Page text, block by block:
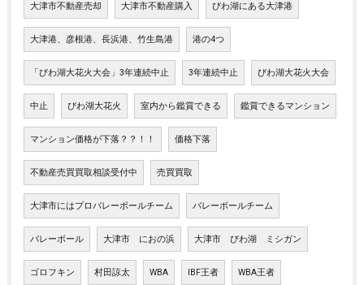
大津市不動産売却 大津市不動産購入 びわ湖にある大津港
大津港、彦根港、長浜港、竹生島港 港の4つ
「びわ湖大花火大会」3年連続中止 3年連続中止 びわ湖大花火大会
中止 びわ湖大花火 室内から鑑賞できる 鑑賞できるマンション
マンション価格が下落？？！！ 価格下落
不動産売買買取相談受付中 売買買取
大津市にはプロバレーボールチーム バレーボールチーム
バレーボール 大津市 におの浜 大津市 びわ湖 ミシガン
ゴロフキン 村田諒太 WBA IBF王者 WBA王者